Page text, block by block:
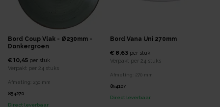
Bord Coup Vlak - Ø230mm -
Donkergroen
€ 10,45 per stuk
Verpakt per 24 stuks
Afmeting: 230 mm
854270
Direct leverbaar
Bord Vana Uni 270mm
€ 8,63 per stuk
Verpakt per 24 stuks
Afmeting: 270 mm
854107
Direct leverbaar